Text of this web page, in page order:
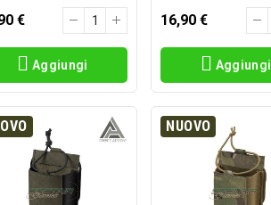
€
Aggiungi
16,90 €
Aggiungi
NUOVO